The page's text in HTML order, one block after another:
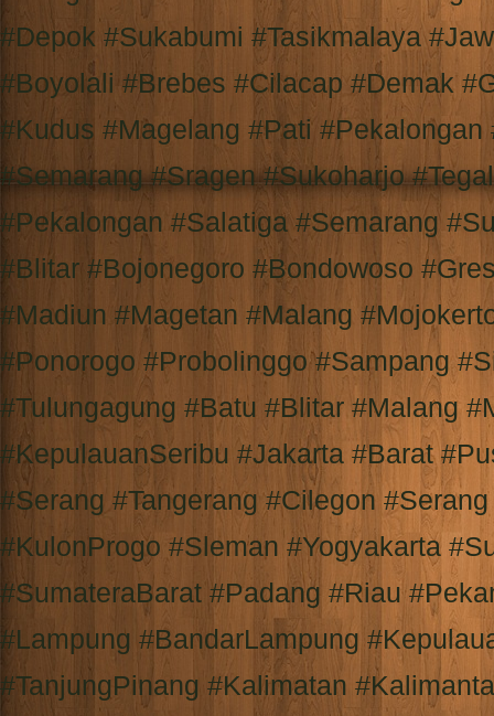
#Depok #Sukabumi #Tasikmalaya
#Boyolali #Brebes #Cilacap #Demak
#Kudus #Magelang #Pati
#Semarang #Sragen #Sukoharjo
#Pekalongan #Salatiga #Semarang
#Blitar #Bojonegoro #Bondowoso
#Madiun #Magetan #Malang
#Ponorogo #Probolinggo #Sampang
#Tulungagung #Batu #Blitar #Malang
#KepulauanSeribu #Jakarta #Barat
#Serang #Tangerang #Cilegon
#KulonProgo #Sleman #Yogyakarta
#SumateraBarat #Padang #Riau
#Lampung #BandarLampung
#TanjungPinang #Kalimatan